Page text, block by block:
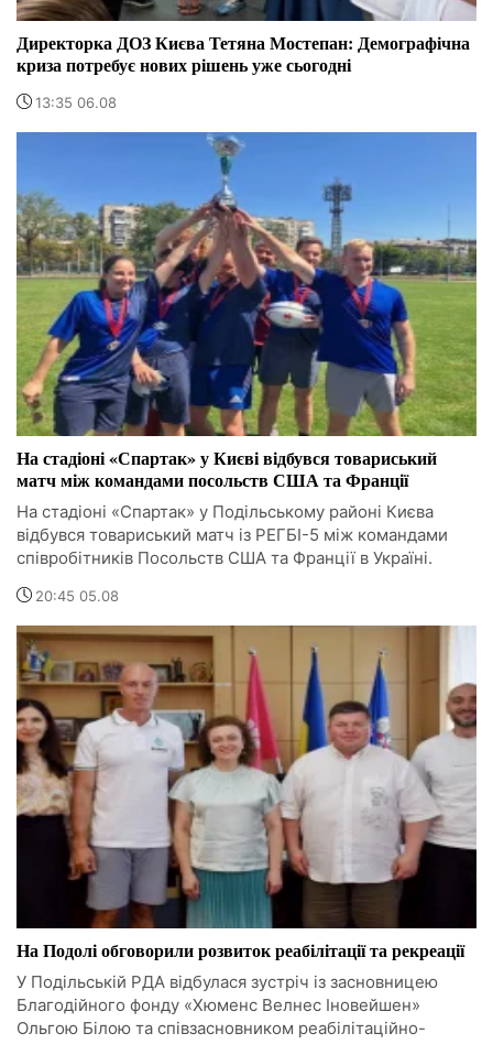
Директорка ДОЗ Києва Тетяна Мостепан: Демографічна
криза потребує нових рішень уже сьогодні
13:35 06.08
На стадіоні «Спартак» у Києві відбувся товариський
матч між командами посольств США та Франції
На стадіоні «Спартак» у Подільському районі Києва
відбувся товариський матч із РЕГБІ-5 між командами
співробітників Посольств США та Франції в Україні.
20:45 05.08
На Подолі обговорили розвиток реабілітації та рекреації
У Подільській РДА відбулася зустріч із засновницею
Благодійного фонду «Хюменс Велнес Іновейшен»
Ольгою Білою та співзасновником реабілітаційно-